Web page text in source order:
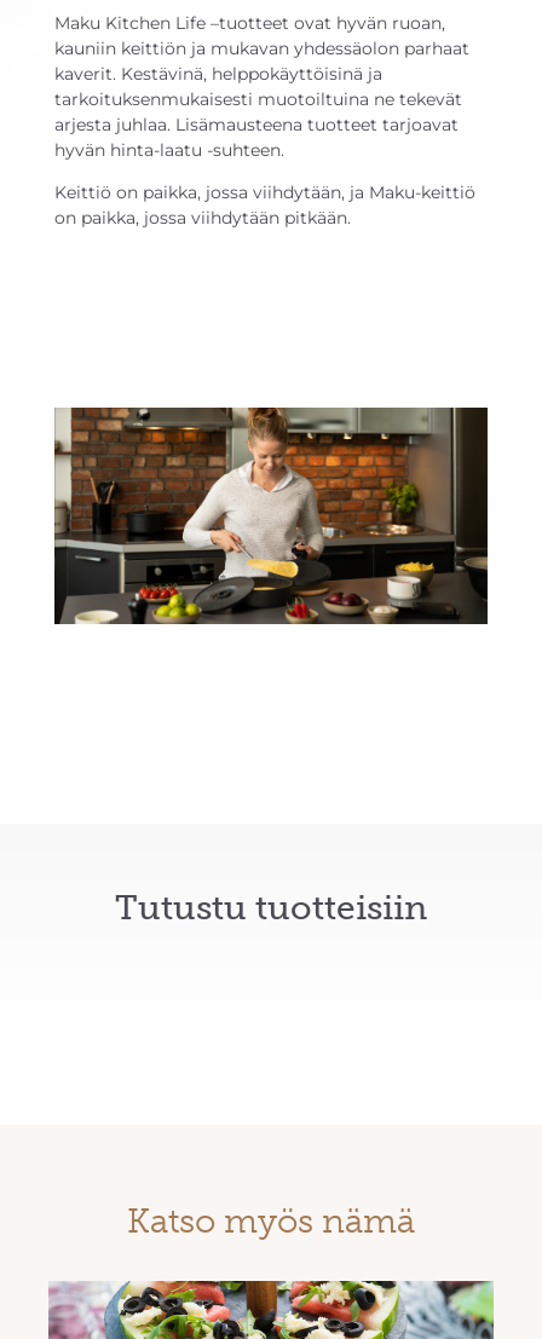
Maku Kitchen Life –tuotteet ovat hyvän ruoan,
kauniin keittiön ja mukavan yhdessäolon parhaat
kaverit. Kestävinä, helppokäyttöisinä ja
tarkoituksenmukaisesti muotoiltuina ne tekevät
arjesta juhlaa. Lisämausteena tuotteet tarjoavat
hyvän hinta-laatu -suhteen.
Keittiö on paikka, jossa viihdytään, ja Maku-keittiö
on paikka, jossa viihdytään pitkään.
Tutustu tuotteisiin
Katso myös nämä